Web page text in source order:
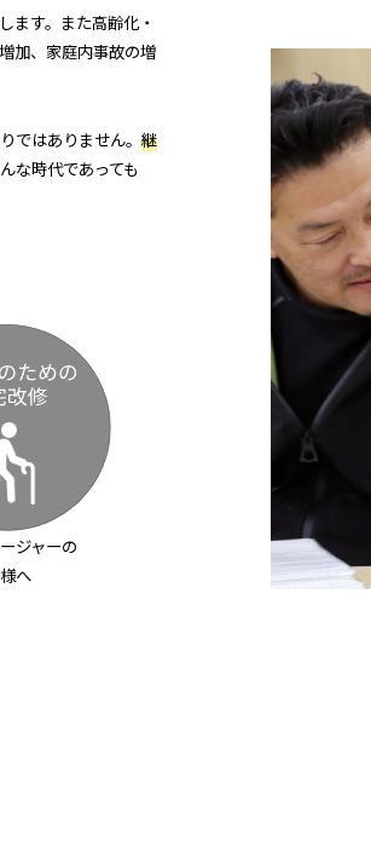
ます。また高齢化・
加、家庭内事故の増
ではありません。 継
な時代であっても
ジャーの
へ